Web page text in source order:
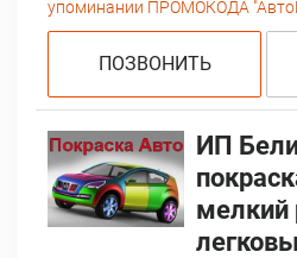
упоминании ПРОМОКОДА
ПОЗВОНИТЬ
ИП
мелкий